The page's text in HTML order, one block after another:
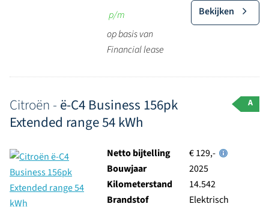
p/m
op basis van
Financial lease
Bekijken
Citroën - ë-C4 Business 156pk
Extended range 54 kWh
A
Netto bijtelling
€ 129,-
Bouwjaar
2025
Kilometerstand
14.542
Brandstof
Elektrisch